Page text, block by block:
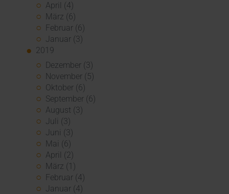
April (4)
März (6)
Februar (6)
Januar (3)
2019
Dezember (3)
November (5)
Oktober (6)
September (6)
August (3)
Juli (3)
Juni (3)
Mai (6)
April (2)
März (1)
Februar (4)
Januar (4)